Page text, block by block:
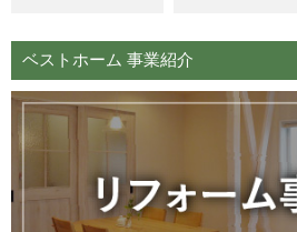
ベストホーム 事業紹介